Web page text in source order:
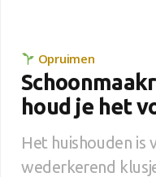
Opruimen
houd je het
Het huishouden is
wederkerend